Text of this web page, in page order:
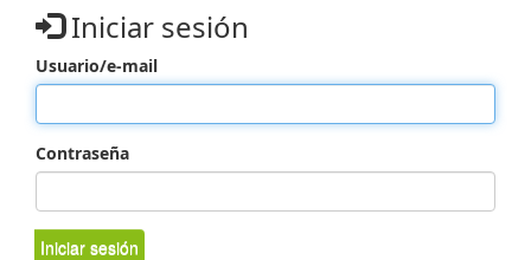
Iniciar sesión
Usuario/e-mail
Contraseña
Iniciar sesión